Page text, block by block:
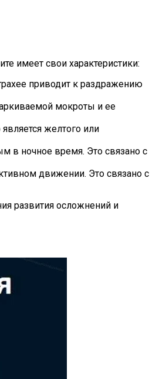
имеет свои характеристики:
приводит к раздражению
мокроты и ее
желтого или
в ночное время. Это связано с
движении. Это связано с
развития осложнений и